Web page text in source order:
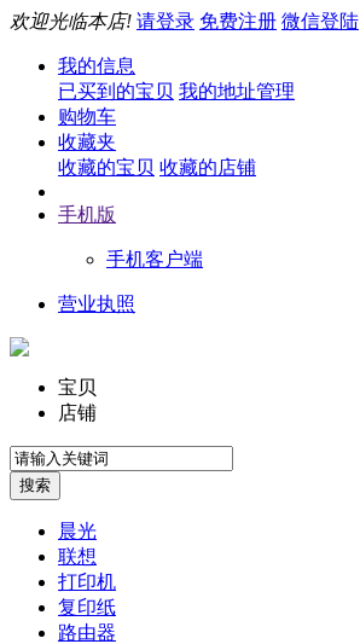
欢迎光临本店! 请登录 免费注册 微信登陆
我的信息
已买到的宝贝 我的地址管理
购物车
收藏夹
收藏的宝贝 收藏的店铺
手机版
手机客户端
营业执照
宝贝
店铺
晨光
联想
打印机
复印纸
路由器